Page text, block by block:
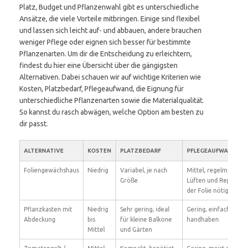
Platz, Budget und Pflanzenwahl gibt es unterschiedliche
Ansätze, die viele Vorteile mitbringen. Einige sind flexibel
und lassen sich leicht auf- und abbauen, andere brauchen
weniger Pflege oder eignen sich besser für bestimmte
Pflanzenarten. Um dir die Entscheidung zu erleichtern,
findest du hier eine Übersicht über die gängigsten
Alternativen. Dabei schauen wir auf wichtige Kriterien wie
Kosten, Platzbedarf, Pflegeaufwand, die Eignung für
unterschiedliche Pflanzenarten sowie die Materialqualität.
So kannst du rasch abwägen, welche Option am besten zu
dir passt.
ALTERNATIVE KOSTEN PLATZBEDARF
Foliengewächshaus Niedrig
Variabel, je nach
Größe
Mittel,
Lüften und
der Folie nötig
Pflanzkasten mit
Abdeckung
Niedrig
bis
Mittel
Sehr gering, ideal
für kleine Balkone
und Gärten
Gering,
handhaben